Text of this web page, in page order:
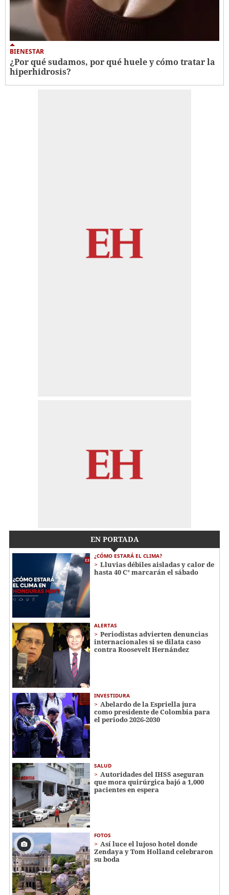
BIENESTAR
¿Por qué sudamos, por qué huele y cómo tratar la
hiperhidrosis?
EN PORTADA
¿CÓMO ESTARÁ EL CLIMA?
Lluvias débiles aisladas y calor de
hasta 40 C° marcarán el sábado
ALERTAS
Periodistas advierten denuncias
internacionales si se dilata caso
contra Roosevelt Hernández
INVESTIDURA
Abelardo de la Espriella jura
como presidente de Colombia para
el periodo 2026-2030
SALUD
Autoridades del IHSS aseguran
que mora quirúrgica bajó a 1,000
pacientes en espera
FOTOS
Así luce el lujoso hotel donde
Zendaya y Tom Holland celebraron
su boda